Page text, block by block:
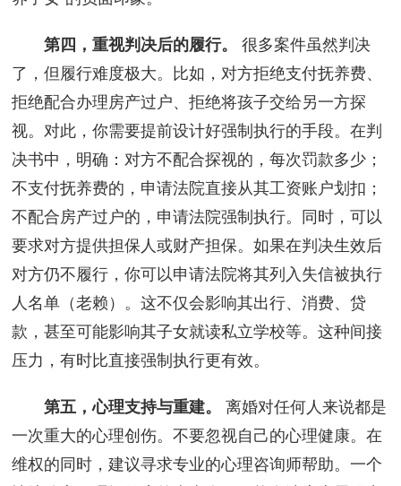
第四，重视判决后的履行。
很多案件虽然判决
了，但履行难度极大。比如，对方拒绝支付抚养费、
拒绝配合办理房产过户、拒绝将孩子交给另一方探
视。对此，你需要提前设计好强制执行的手段。在判
决书中，明确：对方不配合探视的，每次罚款多少；
不支付抚养费的，申请法院直接从其工资账户划扣；
不配合房产过户的，申请法院强制执行。同时，可以
要求对方提供担保人或财产担保。如果在判决生效后
对方仍不履行，你可以申请法院将其列入失信被执行
人名单（老赖）。这不仅会影响其出行、消费、贷
款，甚至可能影响其子女就读私立学校等。这种间接
压力，有时比直接强制执行更有效。
第五，心理支持与重建。
离婚对任何人来说都是
一次重大的心理创伤。不要忽视自己的心理健康。在
维权的同时，建议寻求专业的心理咨询师帮助。一个